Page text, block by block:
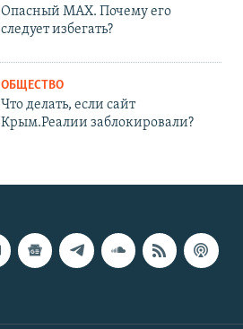
Опасный MAX. Почему его
следует избегать?
ОБЩЕСТВО
Что делать, если сайт
Крым.Реалии заблокировали?